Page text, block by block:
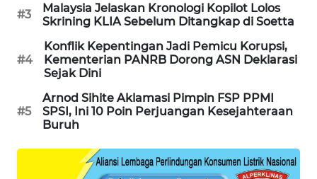
#3
Malaysia Jelaskan Kronologi Kopilot Lolos
Skrining KLIA Sebelum Ditangkap di Soetta
#4
Konflik Kepentingan Jadi Pemicu Korupsi,
Kementerian PANRB Dorong ASN Deklarasi
Sejak Dini
#5
Arnod Sihite Aklamasi Pimpin FSP PPMI
SPSI, Ini 10 Poin Perjuangan Kesejahteraan
Buruh
NEWS
NEWS